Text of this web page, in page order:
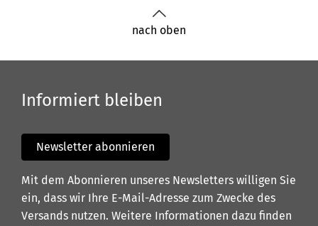
nach oben
Informiert bleiben
Newsletter abonnieren
Mit dem Abonnieren unseres Newsletters willigen Sie
ein, dass wir Ihre E-Mail-Adresse zum Zwecke des
Versands nutzen. Weitere Informationen dazu finden